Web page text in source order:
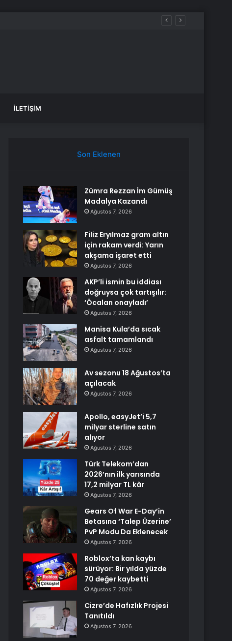
İLETIŞIM
Son Eklenen
Zümra Rezzan İm Gümüş
Madalya Kazandı
Ağustos 7, 2026
Filiz Eryılmaz gram altın
için rakam verdi: Yarın
akşama işaret etti
Ağustos 7, 2026
AKP’li ismin bu iddiası
doğruysa çok tartışılır:
‘Öcalan onayladı’
Ağustos 7, 2026
Manisa Kula’da sıcak
asfalt tamamlandı
Ağustos 7, 2026
Av sezonu 18 Ağustos’ta
açılacak
Ağustos 7, 2026
Apollo, easyJet’i 5,7
milyar sterline satın
alıyor
Ağustos 7, 2026
Türk Telekom’dan
2026’nın ilk yarısında
17,2 milyar TL kâr
Ağustos 7, 2026
Gears Of War E-Day’in
Betasına ‘Talep Üzerine’
PvP Modu Da Eklenecek
Ağustos 7, 2026
Roblox’ta kan kaybı
sürüyor: Bir yılda yüzde
70 değer kaybetti
Ağustos 7, 2026
Cizre’de Hafızlık Projesi
Tanıtıldı
Ağustos 7, 2026